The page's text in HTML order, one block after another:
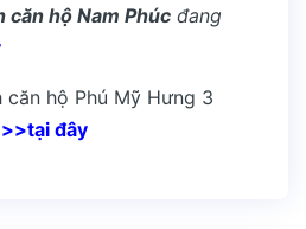
căn hộ Nam Phúc đang
căn hộ Phú Mỹ Hưng 3
>>tại đây